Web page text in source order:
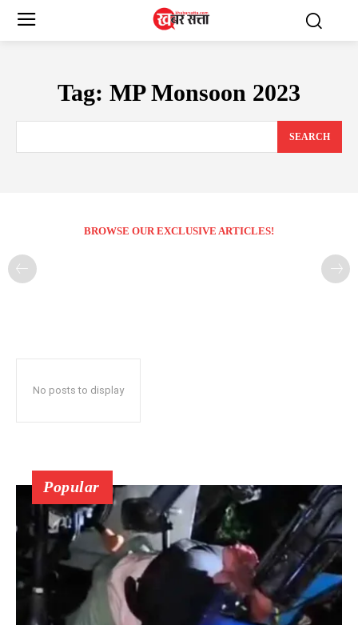
Tag: MP Monsoon 2023
SEARCH
BROWSE OUR EXCLUSIVE ARTICLES!
No posts to display
Popular